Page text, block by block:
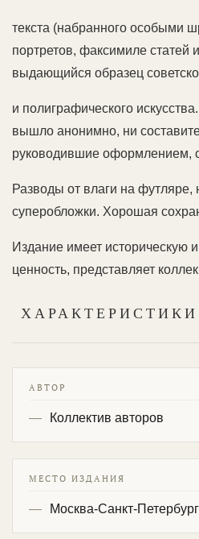
текста (набранного особыми
портретов, факсимиле статей
выдающийся образец
и полиграфического
вышло анонимно, ни
руководившие оформлением,
Разводы от влаги на
суперобложки. Хорошая
Издание имеет историческую
ценность, представляет
АВТОР
Коллектив авторов
МЕСТО ИЗДАНИЯ
Москва-Санкт-Петербург